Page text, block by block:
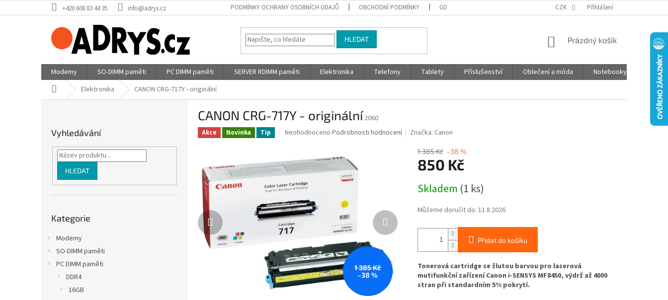
na
+420 608 83 44 35 info@adrys.cz PODMÍNKY OCHRANY OSOBNÍCH ÚDAJŮ OBCHODNÍ PODMÍNKY GDPR JAK NAKUPOVAT
CZK Přihlášení
HLEDAT
NÁKUPNÍ
Prázdný košík
Modemy SO-DIMM paměti PC DIMM paměti SERVER RDIMM paměti Elektronika Telefony Tablety Příslušenství Oblečení a móda Notebooky
Foto
Domů Elektronika CANON CRG-717Y - originální
Vyhledávání
HLEDAT
kategorie
Kategorie
Modemy
SO-DIMM paměti
PC DIMM paměti
DDR4
16GB
CANON CRG-717Y - originální 2060
Akce Novinka Tip
Průměrné
je
0,0
5
hvězdiček.
Neohodnoceno Podrobnosti hodnocení Značka: Canon
1 385 Kč
–38 %
1 385 Kč –38 %
850 Kč
cena:
Skladem (1 ks)
Můžeme doručit do: 11.8.2026
Přidat do košíku
Tonerová cartridge se žlutou barvou pro laserová
mutifunkční zařízení Canon i-SENSYS MF8450, výdrž až 4000
stran při standardním 5% pokrytí.